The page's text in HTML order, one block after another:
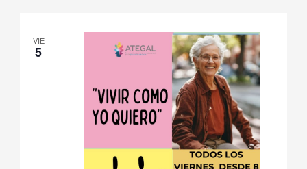
VIE
5